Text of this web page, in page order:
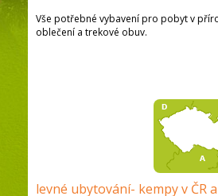
Vše potřebné vybavení pro pobyt v
oblečení a trekové obuv.
levné ubytování- kempy v ČR a